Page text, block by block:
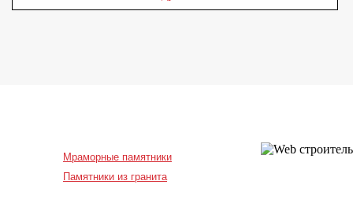
Мраморные памятники
Памятники из гранита